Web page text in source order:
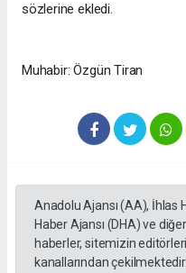
sözlerine ekledi.
Muhabir: Özgün Tiran
Anadolu Ajansı (AA), İhlas
Haber Ajansı (DHA) ve
haberler, sitemizin
kanallarından